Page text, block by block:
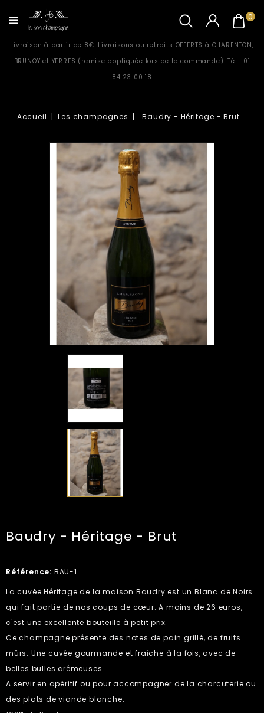
0
Livraison à partir de 8€. Livraisons ou retraits OFFERTS à CHARENTON,
BRUNOY et YERRES (remise appliquée lors de la commande). Tél : 01
84 23 00 18
Accueil Les champagnes Baudry - Héritage - Brut
Baudry - Héritage - Brut
Référence: BAU-1
La cuvée Héritage de la maison Baudry est un Blanc de Noirs
qui fait partie de nos coups de cœur. A moins de 26 euros,
c'est une excellente bouteille à petit prix.
Ce champagne présente des notes de pain grillé, de fruits
mûrs. Une cuvée gourmande et fraîche à la fois, avec de
belles bulles crémeuses.
A servir en apéritif ou pour accompagner de la charcuterie ou
des plats de viande blanche.